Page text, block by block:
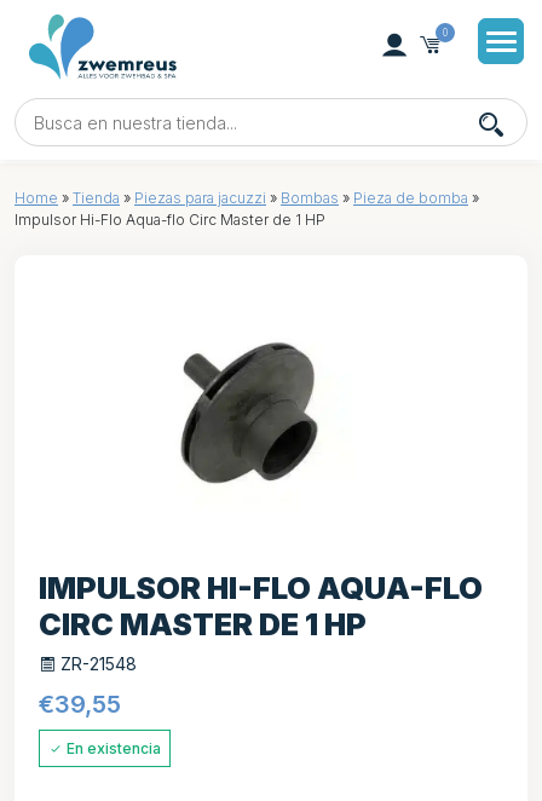
0
Home » Tienda » Piezas para jacuzzi » Bombas » Pieza de bomba »
Impulsor Hi-Flo Aqua-flo Circ Master de 1 HP
IMPULSOR HI-FLO AQUA-FLO
CIRC MASTER DE 1 HP
ZR-21548
€39,55
En existencia